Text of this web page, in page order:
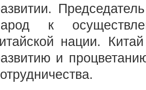
к
нации.
и